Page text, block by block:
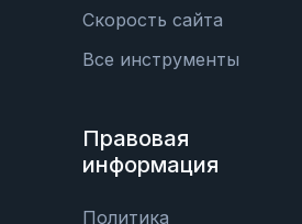
Скорость сайта
Все инструменты
Правовая
информация
Политика